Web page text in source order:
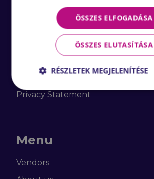
Documents
General Terms and
Conditions for Resale
Activities
Privacy Statement
Menu
Vendors
ÖSSZES ELFOGADÁSA
ÖSSZES ELUTASÍTÁSA
RÉSZLETEK MEGJELENÍTÉSE